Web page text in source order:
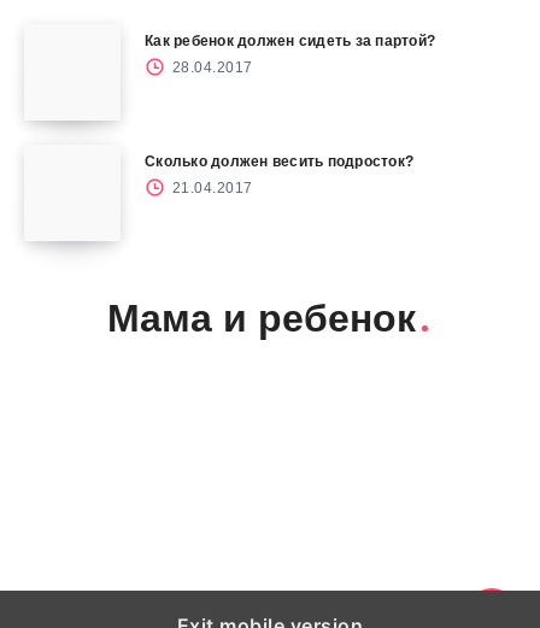
Как ребенок должен сидеть за партой?
28.04.2017
Сколько должен весить подросток?
21.04.2017
Мама и ребенок